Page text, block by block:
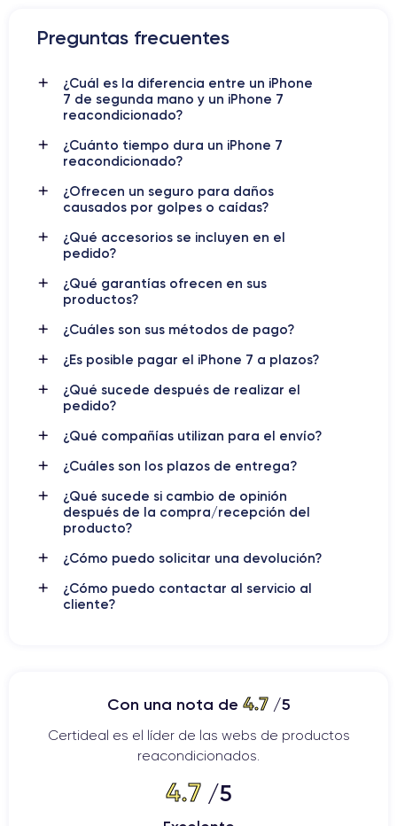
Otras mejoras incluyen una batería con mayor duración,
una capacidad de almacenamiento de hasta 256 GB. En
definitiva, eliPhone 7se convirtió en un smartphone
la línea de dispositivos móviles de Apple.
Si quieres ver la ficha técnica detallada,
técnica del iPhone 7
Características físicas del iPhone 7
ofrece especificaciones técnicas de alta calidad y funciones
avanzadas. Pero veamos con más detalle sus características.
Empuñadura del iPhone 7
iPhone 7es un dispositivo móvil que cuenta con una
experiencia cómoda al usuario al sostenerlo en la mano. Apple
se enfocó en mejorar la experiencia de uso al diseñar la
empuñadura deliPhone 7, al igual que en versiones
anteriores.
y proporciona un buen agarre, lo que minimiza las
iPhone 7tiene una pantalla de
y un peso de 138 gramos, lo que lo hace fácil
de sostener con una sola mano.
Acabados del iPhone 7
iPhone 7
son una parte integral de su
Preguntas frecuentes
¿Cuál es la diferencia entre un iPhone
7 de segunda mano y un iPhone 7
reacondicionado?
¿Cuánto tiempo dura un iPhone 7
reacondicionado?
¿Ofrecen un seguro para daños
causados por golpes o caídas?
¿Qué accesorios se incluyen en el
pedido?
¿Qué garantías ofrecen en sus
productos?
¿Cuáles son sus métodos de pago?
¿Es posible pagar el iPhone 7 a plazos?
¿Qué sucede después de realizar el
pedido?
¿Qué compañías utilizan para el envío?
¿Cuáles son los plazos de entrega?
¿Qué sucede si cambio de opinión
después de la compra/recepción del
producto?
¿Cómo puedo solicitar una devolución?
¿Cómo puedo contactar al servicio al
cliente?
Con una nota de 4.7/5
Certideal es el líder de las webs de productos
reacondicionados.
4.7/5